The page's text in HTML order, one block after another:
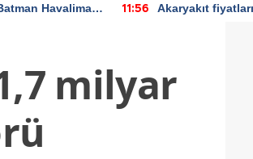
Havalimanı
11:56
Akaryakıt
milyar